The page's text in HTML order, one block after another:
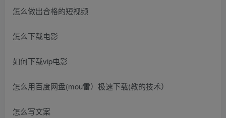
怎么做出合格的短视频
怎么下载电影
如何下载vip电影
怎么用百度网盘(mou雷）极速下载(教的技术）
怎么写文案